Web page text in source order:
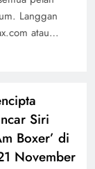
Langgan
atau…
Siri
Boxer’ di
November